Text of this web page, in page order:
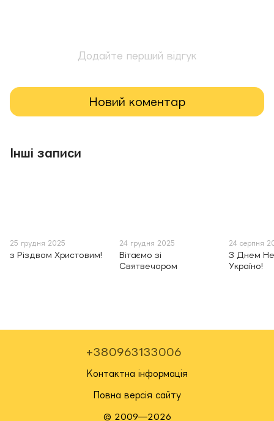
Додайте перший відгук
Новий коментар
Інші записи
25 грудня 2025
з Різдвом Христовим!
24 грудня 2025
Вітаємо зі
Святвечором
24 серпня
З Днем
Україно!
+380963133006
Контактна інформація
Повна версія сайту
© 2009—2026